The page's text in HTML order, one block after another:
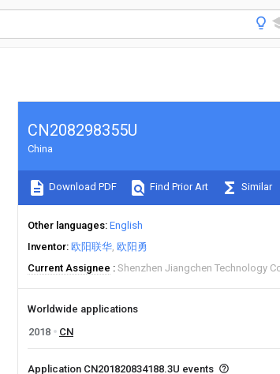
CN208298355U
China
Download PDF Find Prior Art Similar
Other languages English
Inventor 欧阳联华 欧阳勇
Current Assignee
Shenzhen Jiangchen Technology
Worldwide applications
2018
CN
Application CN201820834188.3U events